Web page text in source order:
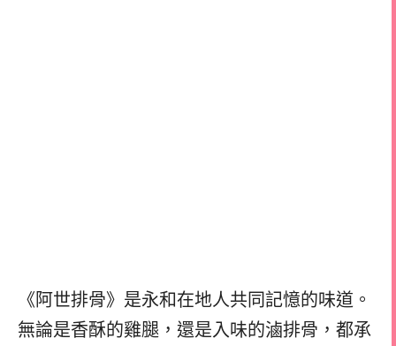
《阿世排骨》是永和在地人共同記憶的味道。
無論是香酥的雞腿，還是入味的滷排骨，都承